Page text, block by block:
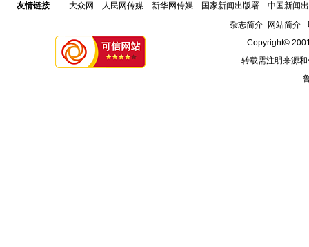
友情链接 大众网 人民网传媒 新华网传媒 国家新闻出版署
中国新闻
杂志简介-网站简介-
Copyright©
转载需注明来源